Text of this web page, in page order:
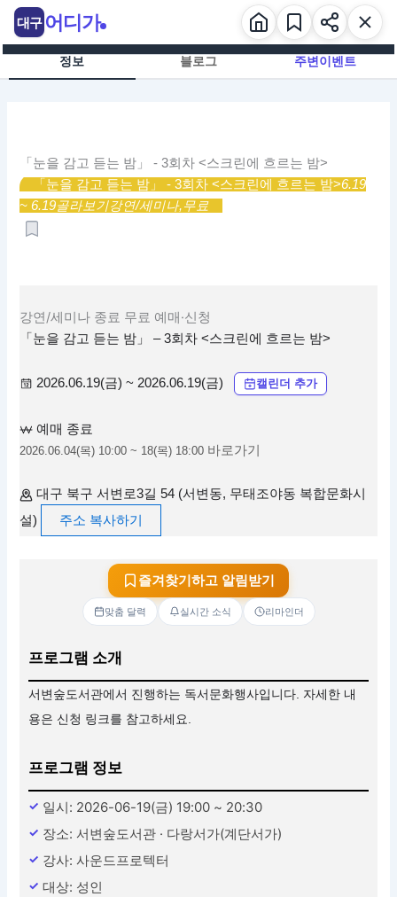
츠
정보 블로그 주변이벤트
「눈을 감고 듣는 밤」 - 3회차 <스크린에 흐르는 밤>
「눈을 감고 듣는 밤」 - 3회차 <스크린에 흐르는 밤>6.19
~ 6.19골라보기강연/세미나,무료
강연/세미나 종료 무료 예매·신청
「눈을 감고 듣는 밤」 – 3회차 <스크린에 흐르는 밤>
2026.06.19(금) ~ 2026.06.19(금) 캘린더 추가
예매 종료
2026.06.04(목) 10:00 ~ 18(목) 18:00 바로가기
대구 북구 서변로3길 54 (서변동, 무태조야동 복합문화시
설)
주소 복사하기
즐겨찾기하고 알림받기
맞춤 달력 실시간 소식 리마인더
프로그램 소개
서변숲도서관에서 진행하는 독서문화행사입니다. 자세한 내
용은 신청 링크를 참고하세요.
프로그램 정보
일시: 2026-06-19(금) 19:00 ~ 20:30
장소: 서변숲도서관 · 다랑서가(계단서가)
강사: 사운드프로텍터
대상: 성인
대구 어디가